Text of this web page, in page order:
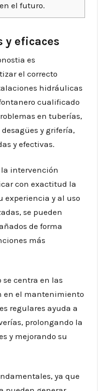
el futuro.
y eficaces
es
el correcto
hidráulicas
cualificado
en tuberías,
y grifería,
y efectivas.
intervención
con exactitud la
experiencia y al uso
se pueden
de forma
más
se centra en las
en el mantenimiento
regulares ayuda a
prolongando la
y mejorando su
ya que